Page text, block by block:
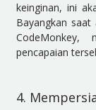
keinginan, ini
Bayangkan
CodeMonkey,
pencapaian
4.